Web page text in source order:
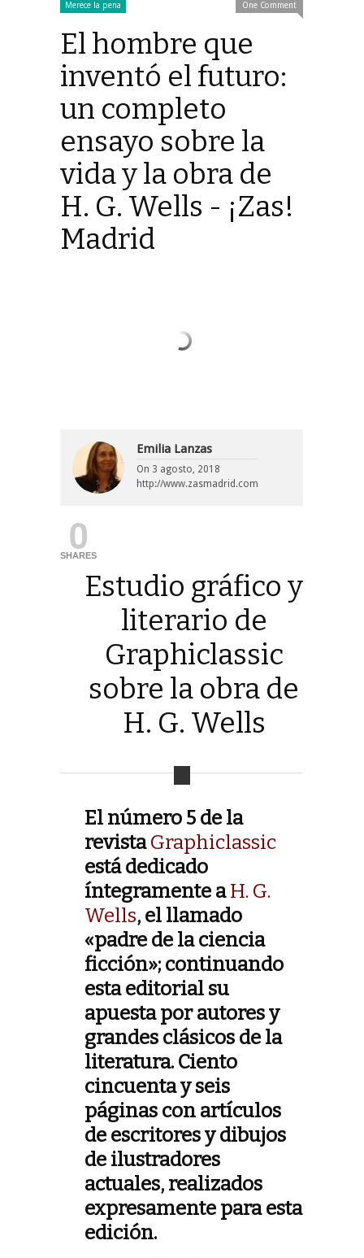
Merece la pena One Comment
El hombre que
inventó el futuro:
un completo
ensayo sobre la
vida y la obra de
H. G. Wells - ¡Zas!
Madrid
Emilia Lanzas
On 3 agosto, 2018
http://www.zasmadrid.com
0
SHARES
Estudio gráfico y
literario de
Graphiclassic
sobre la obra de
H. G. Wells
El número 5 de la
revista Graphiclassic
está dedicado
íntegramente aH. G.
Wells, el llamado
«padre de la ciencia
ficción»; continuando
esta editorial su
apuesta por autores y
grandes clásicos de la
literatura. Ciento
cincuenta y seis
páginas con artículos
de escritores y dibujos
de ilustradores
actuales, realizados
expresamente para esta
edición.